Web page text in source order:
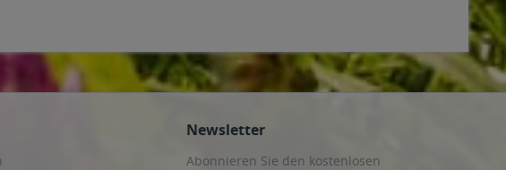
Newsletter
Abonnieren Sie den kostenlosen